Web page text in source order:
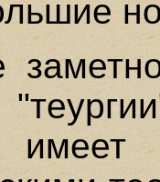
имеет